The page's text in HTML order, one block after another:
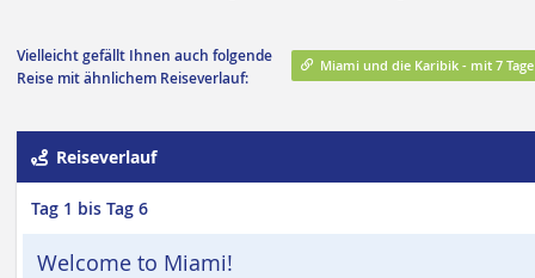
Vielleicht gefällt Ihnen auch folgende
Reise mit ähnlichem Reiseverlauf:
Miami und die Karibik​​​​​​​ - mit 7
Reiseverlauf
Tag 1 bis Tag 6
Welcome to Miami!